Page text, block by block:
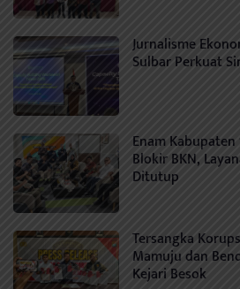
Jurnalisme
Sulbar Perkuat
Enam
Blokir BKN,
Ditutup
Tersangka
Mamuju dan
Kejari Besok